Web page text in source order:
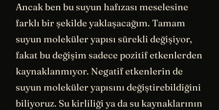
Ancak ben bu suyun hafızası meselesine
farklı bir şekilde yaklaşacağım. Tamam
suyun moleküler yapısı sürekli değişiyor,
fakat bu değişim sadece pozitif etkenlerden
kaynaklanmıyor. Negatif etkenlerin de
suyun moleküler yapısını değiştirebildiğini
biliyoruz. Su kirliliği ya da su kaynaklarının